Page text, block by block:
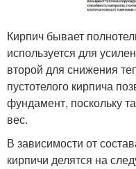
Кирпич бывает
используется для
второй для снижения
пустотелого кирпича
фундамент, поскольку
вес.
В зависимости от
кирпичи делятся на